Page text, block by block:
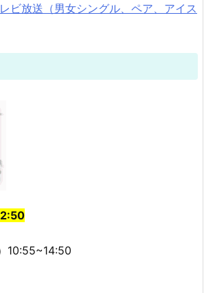
ビ放送（男女シングル、ペア、アイス
10:55~14:50